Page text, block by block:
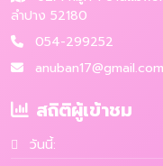
ลำปาง 52180
054-299252
anuban17@gmail.com
สถิติผู้เข้าชม
วันนี้: